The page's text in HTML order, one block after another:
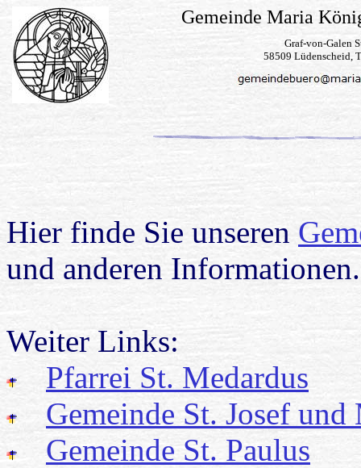
Gemeinde Maria
Graf-von-Galen
58509 Lüdenscheid,
Hier finde Sie unseren
und anderen Informationen.
Weiter Links:
Pfarrei St. Medardus
Gemeinde St. Josef und
Gemeinde St. Paulus